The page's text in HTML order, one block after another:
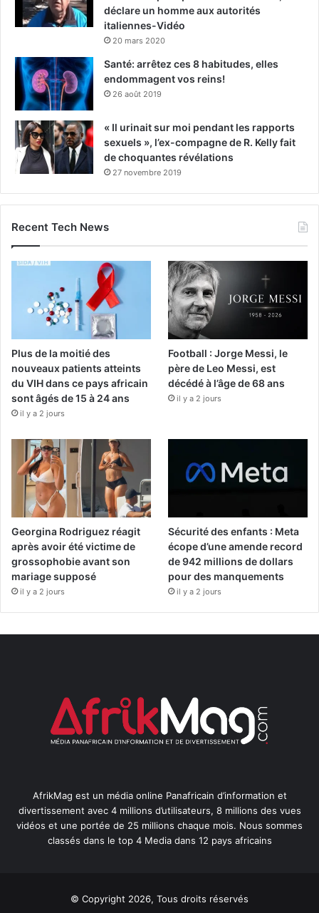
déclare un homme aux autorités
italiennes-Vidéo
20 mars 2020
Santé: arrêtez ces 8 habitudes, elles
endommagent vos reins!
26 août 2019
« Il urinait sur moi pendant les rapports
sexuels », l’ex-compagne de R. Kelly fait
de choquantes révélations
27 novembre 2019
Recent Tech News
Plus de la moitié des
nouveaux patients atteints
du VIH dans ce pays africain
sont âgés de 15 à 24 ans
il y a 2 jours
Football : Jorge Messi, le
père de Leo Messi, est
décédé à l’âge de 68 ans
il y a 2 jours
Georgina Rodriguez réagit
après avoir été victime de
grossophobie avant son
mariage supposé
il y a 2 jours
Sécurité des enfants : Meta
écope d’une amende record
de 942 millions de dollars
pour des manquements
il y a 2 jours
AfrikMag est un média online Panafricain d’information et
divertissement avec 4 millions d’utilisateurs, 8 millions des vues
vidéos et une portée de 25 millions chaque mois. Nous sommes
classés dans le top 4 Media dans 12 pays africains
© Copyright 2026, Tous droits réservés